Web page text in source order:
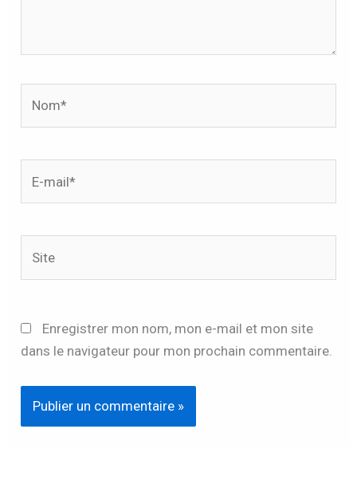
mail*
Enregistrer mon nom, mon e-mail et mon site
dans le navigateur pour mon prochain commentaire.